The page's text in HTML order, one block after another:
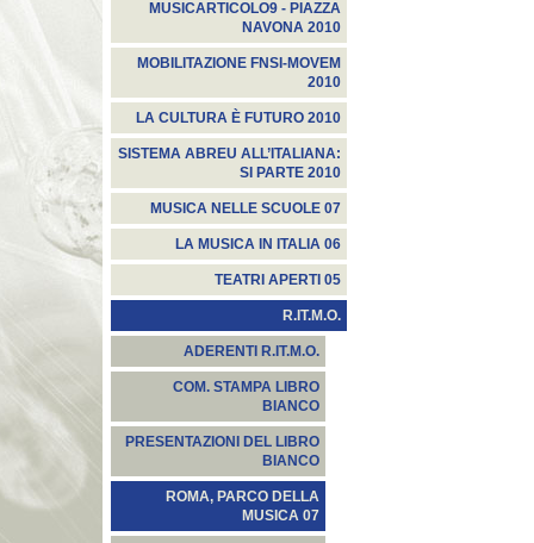
MUSICARTICOLO9 - PIAZZA
NAVONA 2010
MOBILITAZIONE FNSI-MOVEM
2010
LA CULTURA È FUTURO 2010
SISTEMA ABREU ALL’ITALIANA:
SI PARTE 2010
MUSICA NELLE SCUOLE 07
LA MUSICA IN ITALIA 06
TEATRI APERTI 05
R.IT.M.O.
ADERENTI R.IT.M.O.
COM. STAMPA LIBRO
BIANCO
PRESENTAZIONI DEL LIBRO
BIANCO
ROMA, PARCO DELLA
MUSICA 07